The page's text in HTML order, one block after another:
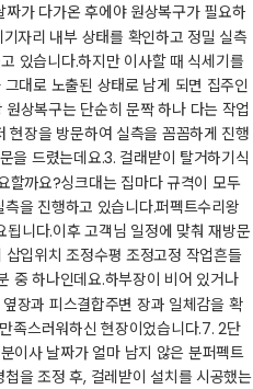
가 다가온 후에야 원상복구가 필요하
자리 내부 상태를 확인하고 정밀 실측
있습니다.​하지만 이사할 때 식세기를
대로 노출된 상태로 남게 되면 집주인
상복구는 단순히 문짝 하나 다는 작업
현장을 방문하여 실측을 꼼꼼하게 진행
을 드렸는데요.​​3. 걸래받이 탈거하기​식
할까요?​싱크대는 집마다 규격이 모두
을 진행하고 있습니다.​​퍼펙트수리왕
니다.​이후 고객님 일정에 맞춰 재방문
입위치 조정수평 조정고정 작업​흔들
중 하나인데요.​하부장이 비어 있거나
장과 피스결합​주변 장과 일체감을 확
족스러워하신 현장이었습니다.​​7. 2단
이사 날짜가 얼마 남지 않은 분​퍼펙트
을 조정 후, 걸레받이 설치를 시공했는